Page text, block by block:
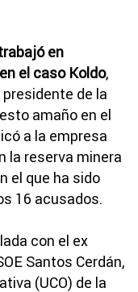
en
el caso Koldo,
de la
amaño en el
a la empresa
la reserva minera
el que ha sido
16 acusados.
con el ex
Santos Cerdán,
(UCO) de la